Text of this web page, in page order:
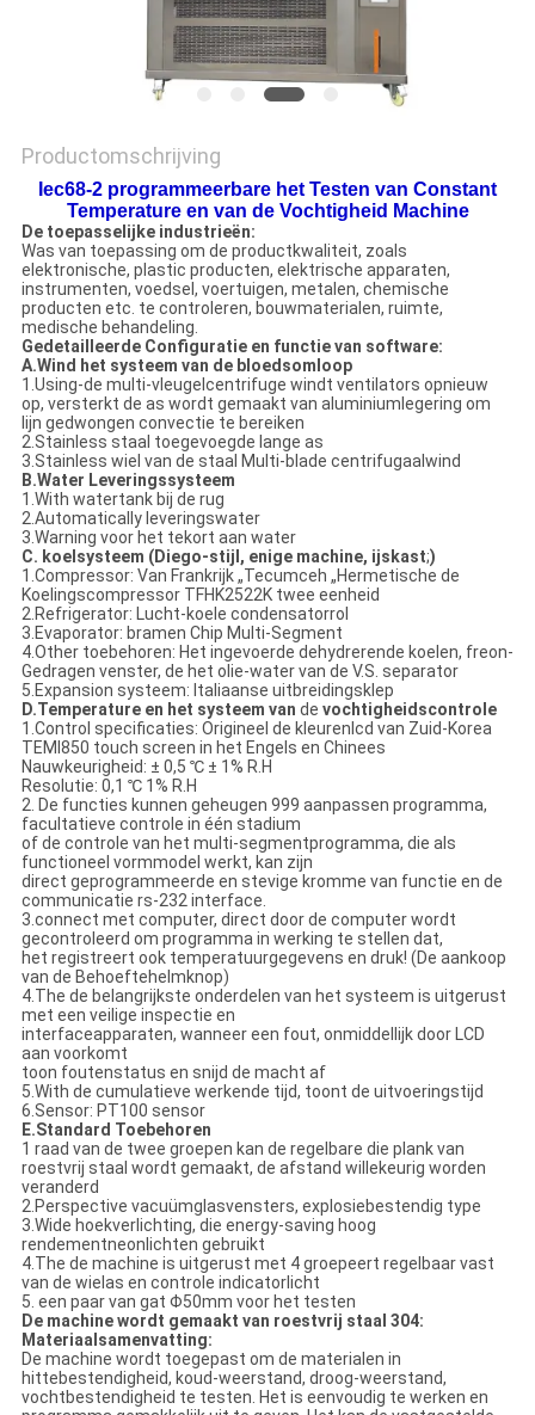
Productomschrijving
Iec68-2 programmeerbare het Testen van Constant
Temperature en van de Vochtigheid Machine
De toepasselijke industrieën:
Was van toepassing om de productkwaliteit, zoals
elektronische, plastic producten, elektrische apparaten,
instrumenten, voedsel, voertuigen, metalen, chemische
producten etc. te controleren, bouwmaterialen, ruimte,
medische behandeling.
Gedetailleerde Configuratie en functie van software:
A.Wind het systeem van de bloedsomloop
1.Using-de multi-vleugelcentrifuge windt ventilators opnieuw
op, versterkt de as wordt gemaakt van aluminiumlegering om
lijn gedwongen convectie te bereiken
2.Stainless staal toegevoegde lange as
3.Stainless wiel van de staal Multi-blade centrifugaalwind
B.Water Leveringssysteem
1.With watertank bij de rug
2.Automatically leveringswater
3.Warning voor het tekort aan water
C. koelsysteem (Diego-stijl, enige machine, ijskast;)
1.Compressor: Van Frankrijk „Tecumceh „Hermetische de
Koelingscompressor TFHK2522K twee eenheid
2.Refrigerator: Lucht-koele condensatorrol
3.Evaporator: bramen Chip Multi-Segment
4.Other toebehoren: Het ingevoerde dehydrerende koelen, freon-
Gedragen venster, de het olie-water van de V.S. separator
5.Expansion systeem: Italiaanse uitbreidingsklep
D.Temperature en het systeem van de vochtigheidscontrole
1.Control specificaties: Origineel de kleurenlcd van Zuid-Korea
TEMI850 touch screen in het Engels en Chinees
Nauwkeurigheid: ± 0,5 ℃ ± 1% R.H
Resolutie: 0,1 ℃ 1% R.H
2. De functies kunnen geheugen 999 aanpassen programma,
facultatieve controle in één stadium
of de controle van het multi-segmentprogramma, die als
functioneel vormmodel werkt, kan zijn
direct geprogrammeerde en stevige kromme van functie en de
communicatie rs-232 interface.
3.connect met computer, direct door de computer wordt
gecontroleerd om programma in werking te stellen dat,
het registreert ook temperatuurgegevens en druk! (De aankoop
van de Behoeftehelmknop)
4.The de belangrijkste onderdelen van het systeem is uitgerust
met een veilige inspectie en
interfaceapparaten, wanneer een fout, onmiddellijk door LCD
aan voorkomt
toon foutenstatus en snijd de macht af
5.With de cumulatieve werkende tijd, toont de uitvoeringstijd
6.Sensor: PT100 sensor
E.Standard Toebehoren
1 raad van de twee groepen kan de regelbare die plank van
roestvrij staal wordt gemaakt, de afstand willekeurig worden
veranderd
2.Perspective vacuümglasvensters, explosiebestendig type
3.Wide hoekverlichting, die energy-saving hoog
rendementneonlichten gebruikt
4.The de machine is uitgerust met 4 groepeert regelbaar vast
van de wielas en controle indicatorlicht
5. een paar van gat Φ50mm voor het testen
De machine wordt gemaakt van roestvrij staal 304:
Materiaalsamenvatting:
De machine wordt toegepast om de materialen in
hittebestendigheid, koud-weerstand, droog-weerstand,
vochtbestendigheid te testen. Het is eenvoudig te werken en